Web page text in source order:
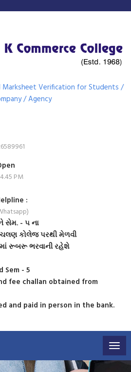
Marksheet Verification for Students /
/ Agency
PM
:
સેમ. - ૫ ના
કોલેજ પરથી મેળવી
રૂબરૂ ભરવાની રહેશે
Sem - 5
fee challan obtained from
and paid in person in the bank.